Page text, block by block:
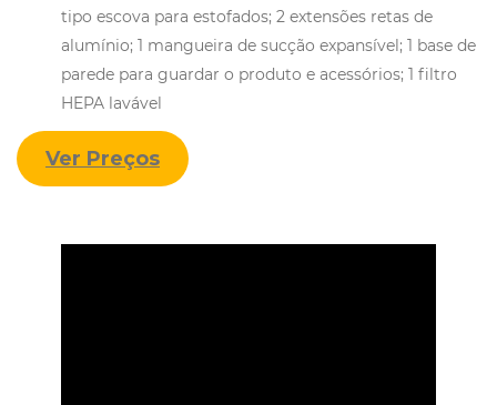
tipo escova para estofados; 2 extensões retas de
alumínio; 1 mangueira de sucção expansível; 1 base de
parede para guardar o produto e acessórios; 1 filtro
HEPA lavável
Ver Preços